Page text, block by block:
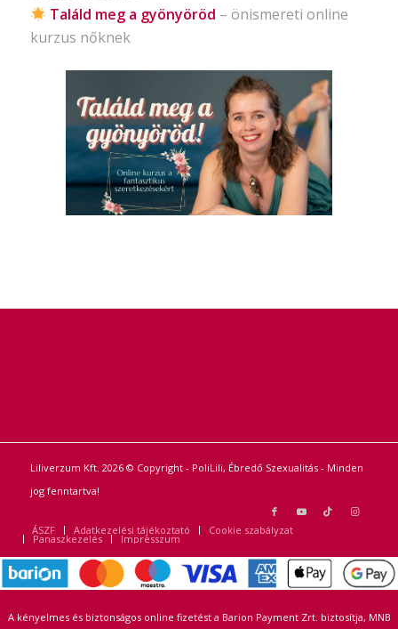
Találd meg a gyönyöröd – önismereti online
kurzus nőknek
Liliverzum Kft. 2026 © Copyright - PoliLili, Ébredő Szexualitás - Minden
jog fenntartva!
ÁSZF Adatkezelési tájékoztató Cookie szabályzat
Panaszkezelés Impresszum
A kényelmes és biztonságos online fizetést a Barion Payment Zrt. biztosítja, MNB